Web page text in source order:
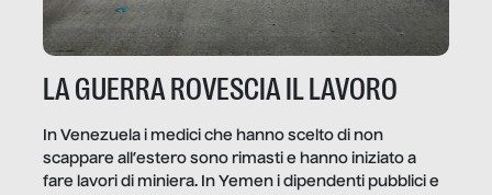
LA GUERRA ROVESCIA IL LAVORO
In Venezuela i medici che hanno scelto di non
scappare all’estero sono rimasti e hanno iniziato a
fare lavori di miniera. In Yemen i dipendenti pubblici e